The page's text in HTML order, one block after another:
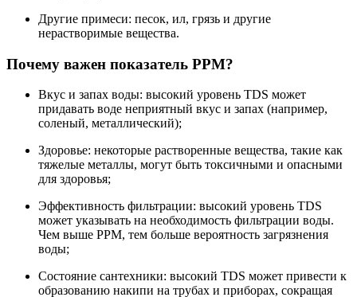
Другие примеси: песок, ил, грязь и другие
нерастворимые вещества.
Почему важен показатель PPM?
Вкус и запах воды: высокий уровень TDS может
придавать воде неприятный вкус и запах (например,
соленый, металлический);
Здоровье: некоторые растворенные вещества, такие как
тяжелые металлы, могут быть токсичными и опасными
для здоровья;
Эффективность фильтрации: высокий уровень TDS
может указывать на необходимость фильтрации воды.
Чем выше PPM, тем больше вероятность загрязнения
воды;
Состояние сантехники: высокий TDS может привести к
образованию накипи на трубах и приборах, сокращая